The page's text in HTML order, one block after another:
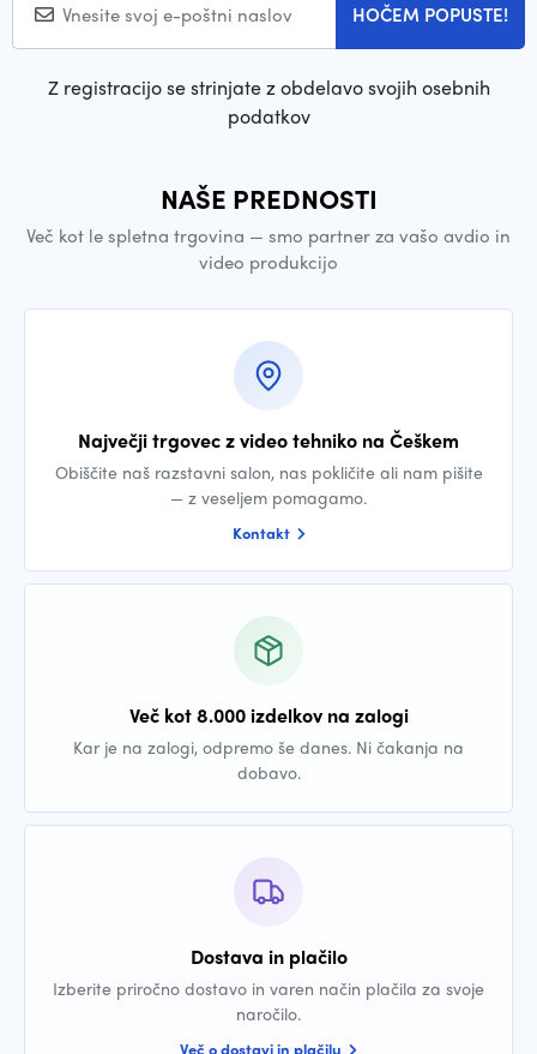
HOČEM POPUSTE!
Z registracijo se strinjate z obdelavo svojih osebnih
podatkov
NAŠE PREDNOSTI
Več kot le spletna trgovina — smo partner za vašo avdio in
video produkcijo
Največji trgovec z video tehniko na Češkem
Obiščite naš razstavni salon, nas pokličite ali nam pišite
— z veseljem pomagamo.
Kontakt
Več kot 8.000 izdelkov na zalogi
Kar je na zalogi, odpremo še danes. Ni čakanja na
dobavo.
Dostava in plačilo
Izberite priročno dostavo in varen način plačila za svoje
naročilo.
Več o dostavi in plačilu